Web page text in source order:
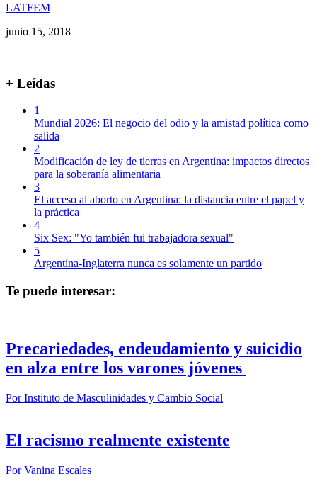
LATFEM
junio 15, 2018
+ Leídas
1
Mundial 2026: El negocio del odio y la amistad política como
salida
2
Modificación de ley de tierras en Argentina: impactos directos
para la soberanía alimentaria
3
El acceso al aborto en Argentina: la distancia entre el papel y
la práctica
4
Six Sex: "Yo también fui trabajadora sexual"
5
Argentina-Inglaterra nunca es solamente un partido
Te puede interesar:
Precariedades, endeudamiento y suicidio
en alza entre los varones jóvenes
PorInstituto de Masculinidades y Cambio Social
El racismo realmente existente
PorVanina Escales